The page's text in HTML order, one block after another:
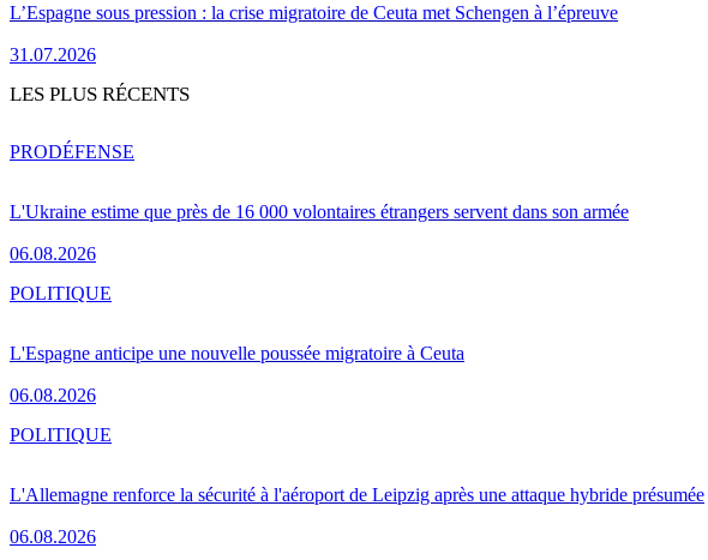
L’Espagne sous pression : la crise migratoire de Ceuta met Schengen à l’épreuve
31.07.2026
LES PLUS RÉCENTS
L'Ukraine estime que près de 16 000 volontaires étrangers servent dans son armée
06.08.2026
PRODÉFENSE
L'Espagne anticipe une nouvelle poussée migratoire à Ceuta
06.08.2026
POLITIQUE
L'Allemagne renforce la sécurité à l'aéroport de Leipzig après une attaque hybride présumée
06.08.2026
POLITIQUE